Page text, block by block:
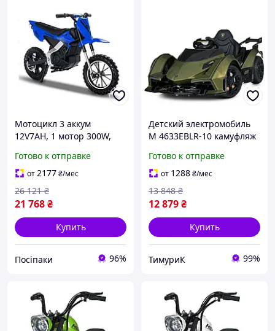
Мотоцикл 3 аккум
12V7AH, 1 мотор 300W,
резиновые колеса, синий
(M 6076AL-4)
Готово к отправке
от2177₴/мес
21 768₴
26 121 ₴
Купить
Посіпаки 96%
Детский электромобиль
M 4633EBLR-10 камуфляж
мотора, кожаное сиденье,
EVA-колёса, свет
Готово к отправке
от 1288₴/мес
12 879₴
13 848 ₴
Купить
ТимуриК 99%